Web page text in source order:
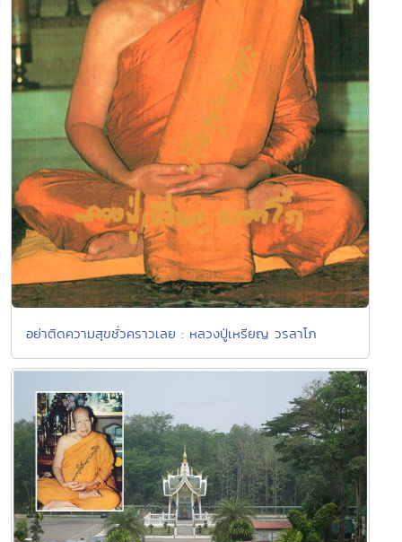
อย่าติดความสุขชั่วคราวเลย : หลวงปู่เหรียญ วรลาโภ